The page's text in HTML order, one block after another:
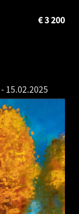
3 200
€
- 15.02.2025